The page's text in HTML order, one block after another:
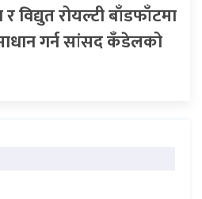
र विद्युत रोयल्टी बाँडफाँटमा
गर्न सांसद कँडेलको